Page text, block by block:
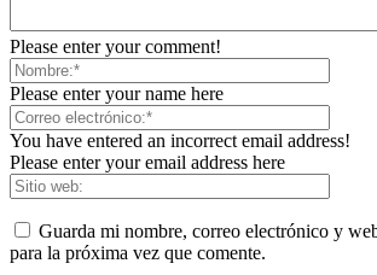
Please enter your comment!
Please enter your name here
You have entered an incorrect email address!
Please enter your email address here
Guarda mi nombre, correo electrónico y
para la próxima vez que comente.